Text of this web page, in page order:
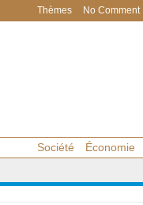
Thèmes No Comment
Société Économie